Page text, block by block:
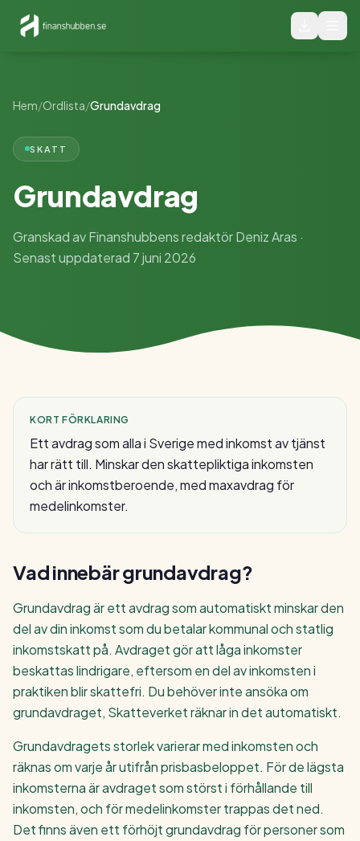
Hem/Ordlista/Grundavdrag
SKATT
Grundavdrag
Granskad av Finanshubbens redaktör Deniz Aras ·
Senast uppdaterad 7 juni 2026
KORT FÖRKLARING
Ett avdrag som alla i Sverige med inkomst av tjänst
har rätt till. Minskar den skattepliktiga inkomsten
och är inkomstberoende, med maxavdrag för
medelinkomster.
Vad innebärgrundavdrag?
Grundavdrag är ett avdrag som automatiskt minskar den
del av din inkomst som du betalar kommunal och statlig
inkomstskatt på. Avdraget gör att låga inkomster
beskattas lindrigare, eftersom en del av inkomsten i
praktiken blir skattefri. Du behöver inte ansöka om
grundavdraget, Skatteverket räknar in det automatiskt.
Grundavdragets storlek varierar med inkomsten och
räknas om varje år utifrån prisbasbeloppet. För de lägsta
inkomsterna är avdraget som störst i förhållande till
inkomsten, och för medelinkomster trappas det ned.
Det finns även ett förhöjt grundavdrag för personer som